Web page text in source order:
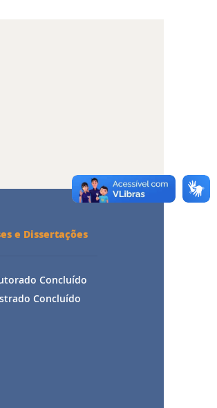
e Dissertações
Concluído
Concluído